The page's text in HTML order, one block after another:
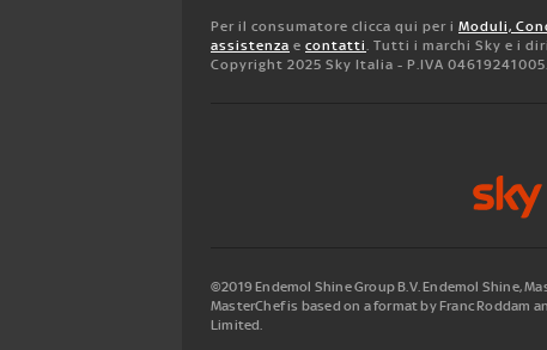
Per il consumatore clicca qui per i Moduli,
assistenza e contatti. Tutti i marchi Sky e i
Copyright 2025 Sky Italia - P.IVA 04619241005.
©2019 Endemol Shine Group B.V. Endemol Shine,
MasterChef is based on a format by Franc Roddam
Limited.